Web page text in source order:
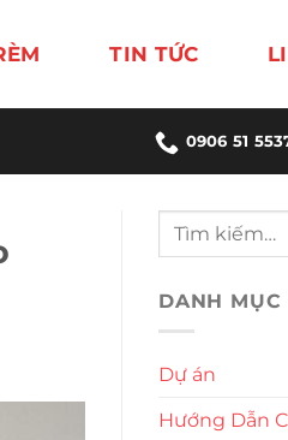
TIN TỨC
0906 51
DANH MỤC
Dự án
Hướng Dẫn